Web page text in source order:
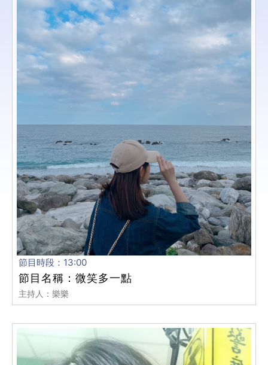
節目時段：13:00
節目名稱：微笑多一點
主持人：樂樂